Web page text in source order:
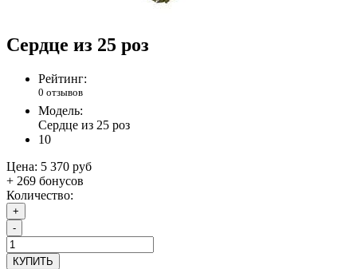
Сердце из 25 роз
Рейтинг:
0 отзывов
Модель:
Сердце из 25 роз
10
Цена: 5 370 руб
+ 269 бонусов
Количество:
+
-
КУПИТЬ